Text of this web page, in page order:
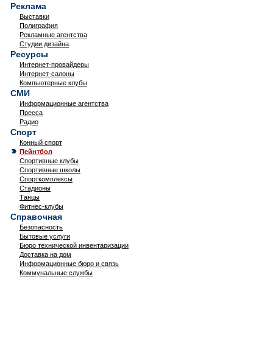
Реклама
Выставки
Полиграфия
Рекламные агентства
Студии дизайна
Ресурсы
Интернет-провайдеры
Интернет-салоны
Компьютерные клубы
СМИ
Информационные агентства
Пресса
Радио
Спорт
Конный спорт
Пейнтбол
Спортивные клубы
Спортивные школы
Спорткомплексы
Стадионы
Танцы
Фитнес-клубы
Справочная
Безопасность
Бытовые услуги
Бюро технической инвентаризации
Доставка на дом
Информационные бюро и связь
Коммунальные службы